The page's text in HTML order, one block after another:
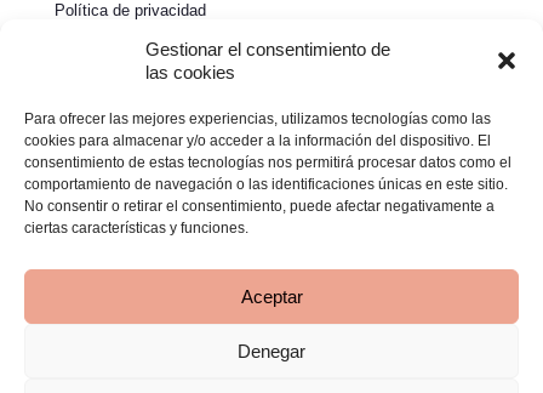
Gestionar el consentimiento de
las cookies
Para ofrecer las mejores experiencias, utilizamos tecnologías como las
cookies para almacenar y/o acceder a la información del dispositivo. El
consentimiento de estas tecnologías nos permitirá procesar datos como el
comportamiento de navegación o las identificaciones únicas en este sitio.
No consentir o retirar el consentimiento, puede afectar negativamente a
ciertas características y funciones.
Aceptar
Denegar
Política de privacidad
Política de cookies
Declaración de accesibilidad